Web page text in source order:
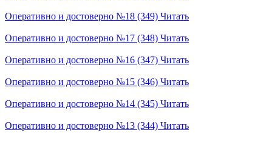
Оперативно и достоверно №18 (349) Читать
Оперативно и достоверно №17 (348) Читать
Оперативно и достоверно №16 (347) Читать
Оперативно и достоверно №15 (346) Читать
Оперативно и достоверно №14 (345) Читать
Оперативно и достоверно №13 (344) Читать